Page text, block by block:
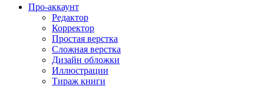
Про-аккаунт
Редактор
Корректор
Простая верстка
Сложная верстка
Дизайн обложки
Иллюстрации
Тираж книги